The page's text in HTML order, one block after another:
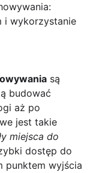
i wykorzystanie
są
budować
aż po
jest takie
miejsca do
dostęp do
punktem wyjścia